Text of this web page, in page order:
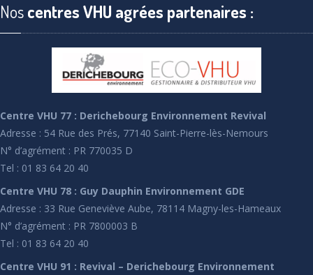
Noscentres VHU agrées partenaires :
Centre VHU 77 : Derichebourg Environnement Revival
Adresse : 54 Rue des Prés, 77140 Saint-Pierre-lès-Nemours
N° d’agrément : PR 770035 D
Tel : 01 83 64 20 40
Centre VHU 78 : Guy Dauphin Environnement GDE
Adresse : 33 Rue Geneviève Aube, 78114 Magny-les-Hameaux
N° d’agrément : PR 7800003 B
Tel : 01 83 64 20 40
Centre VHU 91 : Revival – Derichebourg Environnement